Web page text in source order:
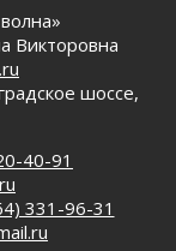
Викторовна
шоссе,
40-91
331-96-31